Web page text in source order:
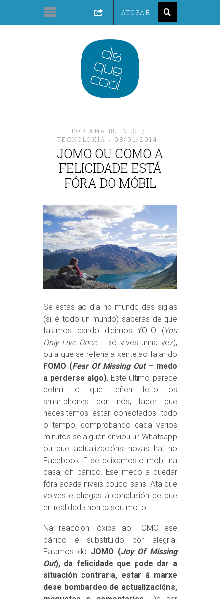
POR ANA BULNES
TECNOLOXÍA
08/01/2014
JOMO OU COMO A
FELICIDADE ESTÁ
FÓRA DO MÓBIL
Se estás ao día no mundo das siglas
(si, é todo un mundo) saberás de que
falamos cando dicimos YOLO (You
Only Live Once– só vives unha vez),
ou a que se refería a xente ao falar do
FOMO (Fear Of Missing Out– medo
a perderse algo). Este último parece
definir o que teñen feito os
smartphones con nós, facer que
necesitemos estar conectados todo
o tempo, comprobando cada varios
minutos se alguén enviou un Whatsapp
ou que actualizacións novas hai no
Facebook. E se deixamos o móbil na
casa, oh pánico. Ese medo a quedar
fóra acada niveis pouco sans. Ata que
volves e chegas á conclusión de que
en realidade non pasou moito.
Na reacción lóxica ao FOMO ese
pánico é substituído por alegría.
Falamos do JOMO (Joy Of Missing
Out), da felicidade que pode dar a
situación contraria, estar á marxe
dese bombardeo de actualizacións,